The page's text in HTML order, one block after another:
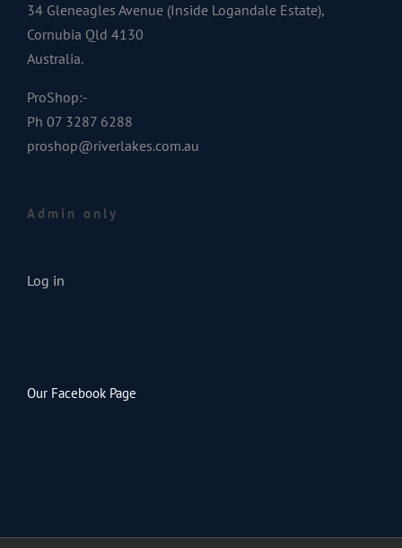
34 Gleneagles Avenue (Inside Logandale Estate),
Cornubia Qld 4130
Australia.
ProShop:-
Ph 07 3287 6288
proshop@riverlakes.com.au
Admin only
Log in
Our Facebook Page